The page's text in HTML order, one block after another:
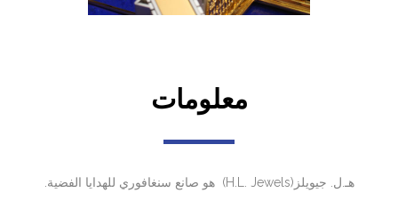
معلومات
هـ.ل. جيويلز(H.L. Jewels) هو صانع سنغافوري للهدايا الفضية.